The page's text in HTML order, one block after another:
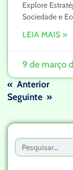
Explore
Sociedade e
LEIA MAIS »
9 de março
« Anterior
Seguinte »